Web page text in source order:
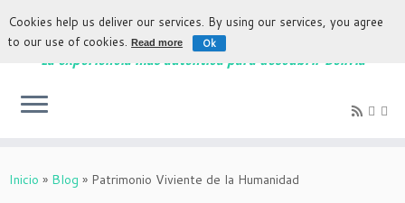
La experiencia más auténtica para descubrir Bolivia
Inicio » Blog » Patrimonio Viviente de la Humanidad
Cookies help us deliver our services. By using our services, you agree
to our use of cookies.Read more Ok